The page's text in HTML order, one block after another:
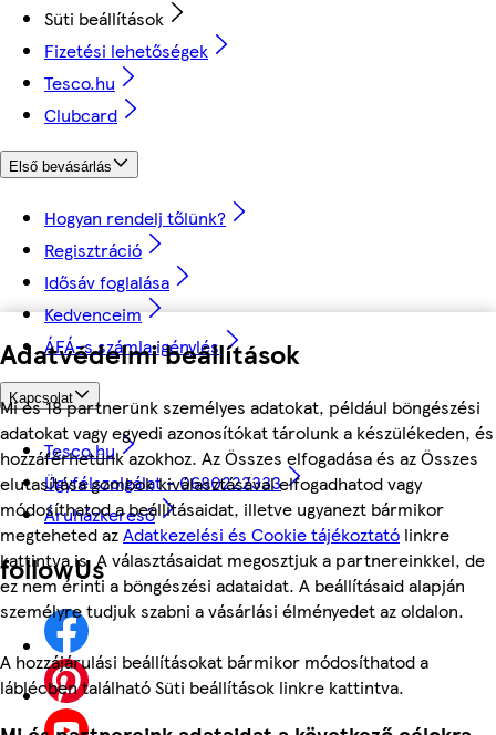
Adatvédelmi beállítások
Mi és 18 partnerünk személyes adatokat, például böngészési
adatokat vagy egyedi azonosítókat tárolunk a készülékeden, és
hozzáférhetünk azokhoz. Az Összes elfogadása és az Összes
elutasítása gombok kiválasztásával elfogadhatod vagy
módosíthatod a beállításaidat, illetve ugyanezt bármikor
megteheted azAdatkezelési és Cookie tájékoztató linkre
kattintva is. A választásaidat megosztjuk a partnereinkkel, de
ez nem érinti a böngészési adataidat. A beállításaid alapján
személyre tudjuk szabni a vásárlási élményedet az oldalon.
A hozzájárulási beállításokat bármikor módosíthatod a
láblécben található Süti beállítások linkre kattintva.
Süti beállítások
Fizetési lehetőségek
Tesco.hu
Clubcard
Első bevásárlás
Hogyan rendelj tőlünk?
Regisztráció
Idősáv foglalása
Kedvenceim
ÁFÁ-s számla igénylés
Kapcsolat
Tesco.hu
Ügyfélszolgálat - 0680222333
Áruházkereső
followUs